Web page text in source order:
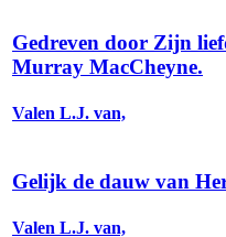
Gedreven door Zijn
Murray MacCheyne.
Valen L.J. van,
Gelijk de dauw van
Valen L.J. van,